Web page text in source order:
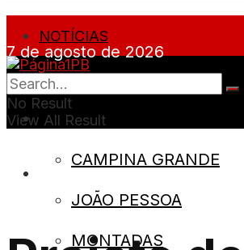
7 de agosto de 2026
SOBRE
NOTÍCIAS
PARAÍBA
CIDADES
CAMPINA GRANDE
JOÃO PESSOA
MONTADAS
No Result
View All Result